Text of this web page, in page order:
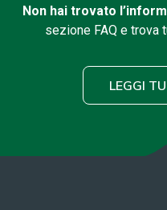
Non hai trovato
sezione FAQ e trova
LEGGI